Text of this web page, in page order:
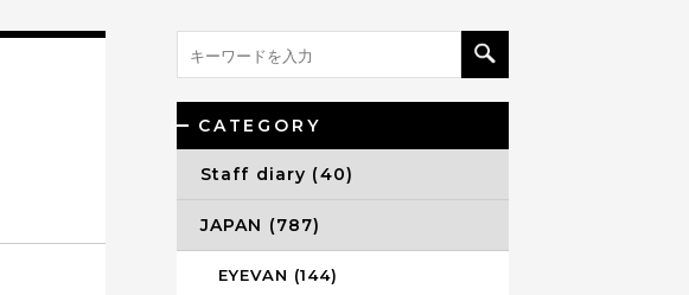
CATEGORY
Staff diary (40)
JAPAN (787)
EYEVAN (144)